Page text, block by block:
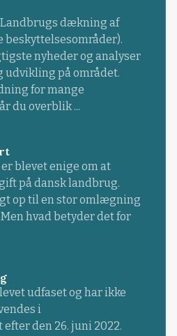
dækning af
beskyttelsesområder).
nyheder og analyser
udvikling på området.
for mange
du overblik ...
blevet enige om at
på dansk landbrug.
op til en stor omlægning
hvad betyder det for
udfaset og har ikke
i
den 26. juni 2022.